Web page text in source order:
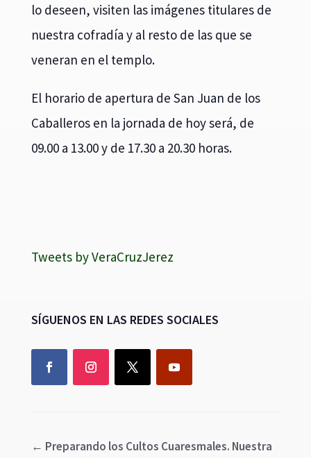
lo deseen, visiten las imágenes titulares de
nuestra cofradía y al resto de las que se
veneran en el templo.
El horario de apertura de San Juan de los
Caballeros en la jornada de hoy será, de
09.00 a 13.00 y de 17.30 a 20.30 horas.
Tweets by VeraCruzJerez
SÍGUENOS EN LAS REDES SOCIALES
← Preparando los Cultos Cuaresmales. Nuestra